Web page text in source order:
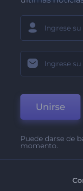
Unirse
Puede darse de
momento.